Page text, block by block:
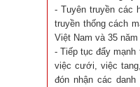
- Tuyên truyền các
truyền thống cách
Việt Nam và 35
- Tiếp tục đẩy
việc cưới, việc
đón nhận các